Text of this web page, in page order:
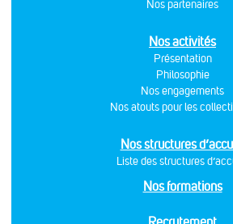
Nos partenaires
Nos activités
Présentation
Philosophie
Nos engagements
Nos atouts pour les
Nos structures
Liste des structures
Nos formations